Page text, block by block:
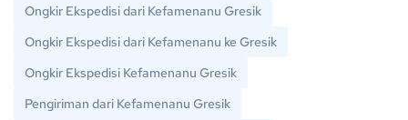
Ongkir Ekspedisi dari Kefamenanu Gresik
Ongkir Ekspedisi dari Kefamenanu ke Gresik
Ongkir Ekspedisi Kefamenanu Gresik
Pengiriman dari Kefamenanu Gresik